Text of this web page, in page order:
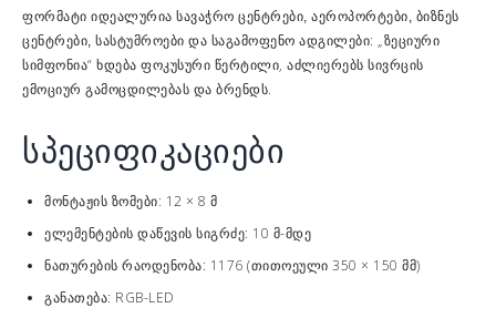
ფორმატი იდეალურია სავაჭრო ცენტრები, აეროპორტები, ბიზნეს
ცენტრები, სასტუმროები და საგამოფენო ადგილები: „ზეციური
სიმფონია“ ხდება ფოკუსური წერტილი, აძლიერებს სივრცის
ემოციურ გამოცდილებას და ბრენდს.
სპეციფიკაციები
მონტაჟის ზომები: 12 × 8 მ
ელემენტების დაწევის სიგრძე: 10 მ-მდე
ნათურების რაოდენობა: 1176 (თითოეული 350 × 150 მმ)
განათება: RGB-LED